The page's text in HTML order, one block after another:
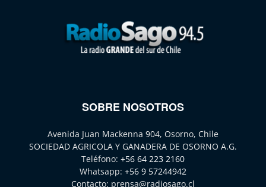
SOBRE NOSOTROS
Avenida Juan Mackenna 904, Osorno, Chile
SOCIEDAD AGRICOLA Y GANADERA DE OSORNO A.G.
Teléfono: +56 64 223 2160
Whatsapp: +56 9 57244942
Contacto: prensa@radiosago.cl